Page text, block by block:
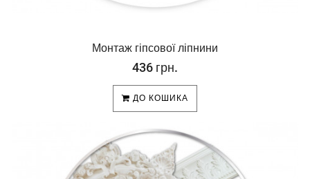
Монтаж гіпсової ліпнини
436 грн.
ДО КОШИКА